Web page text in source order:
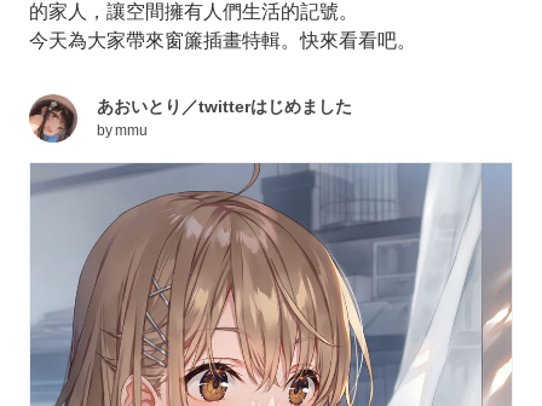
的家人，讓空間擁有人們生活的記號。
今天為大家帶來窗簾插畫特輯。快來看看吧。
あおいとり／twitterはじめました
bymmu